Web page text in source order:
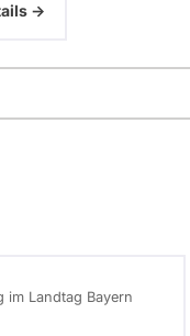
->
im Landtag Bayern